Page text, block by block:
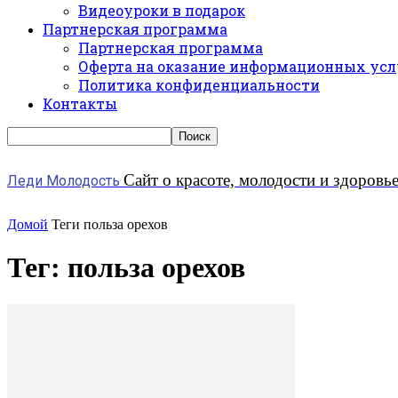
Видеоуроки в подарок
Партнерская программа
Партнерская программа
Оферта на оказание информационных
Политика конфиденциальности
Контакты
Леди Молодость Сайт о красоте, молодости и здоровье
Домой Теги польза орехов
Тег: польза орехов